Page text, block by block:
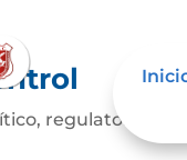
regulatorio, etc.)